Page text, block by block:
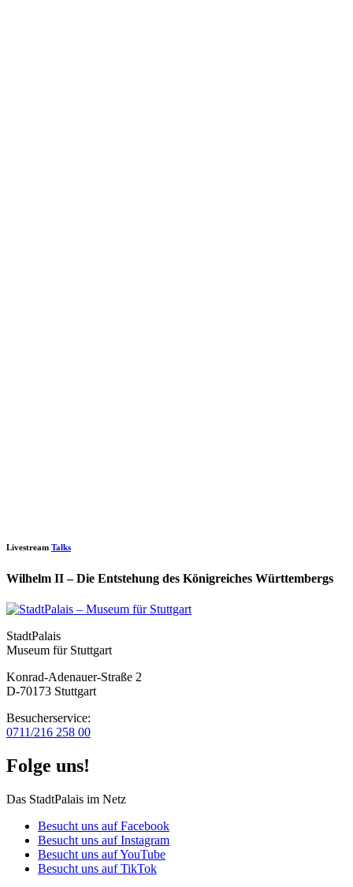
Livestream Talks
Wilhelm II – Die Entstehung des Königreiches Württembergs
StadtPalais
Museum für Stuttgart
Konrad-Adenauer-Straße 2
D-70173 Stuttgart
Besucherservice:
0711/216 258 00
Folge uns!
Das StadtPalais im Netz
Besucht uns auf Facebook
Besucht uns auf Instagram
Besucht uns auf YouTube
Besucht uns auf TikTok